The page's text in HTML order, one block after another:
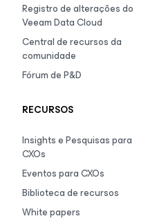
Registro de alterações do
Veeam Data Cloud
Central de recursos da
comunidade
Fórum de P&D
RECURSOS
Insights e Pesquisas para
CXOs
Eventos para CXOs
Biblioteca de recursos
White papers